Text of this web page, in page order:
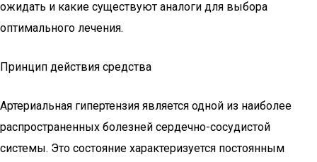
ожидать и какие существуют аналоги для выбора
оптимального лечения.
Принцип действия средства
Артериальная гипертензия является одной из наиболее
распространенных болезней сердечно-сосудистой
системы. Это состояние характеризуется постоянным